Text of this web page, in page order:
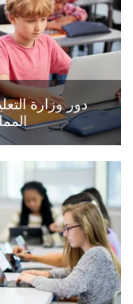
دور وزارة